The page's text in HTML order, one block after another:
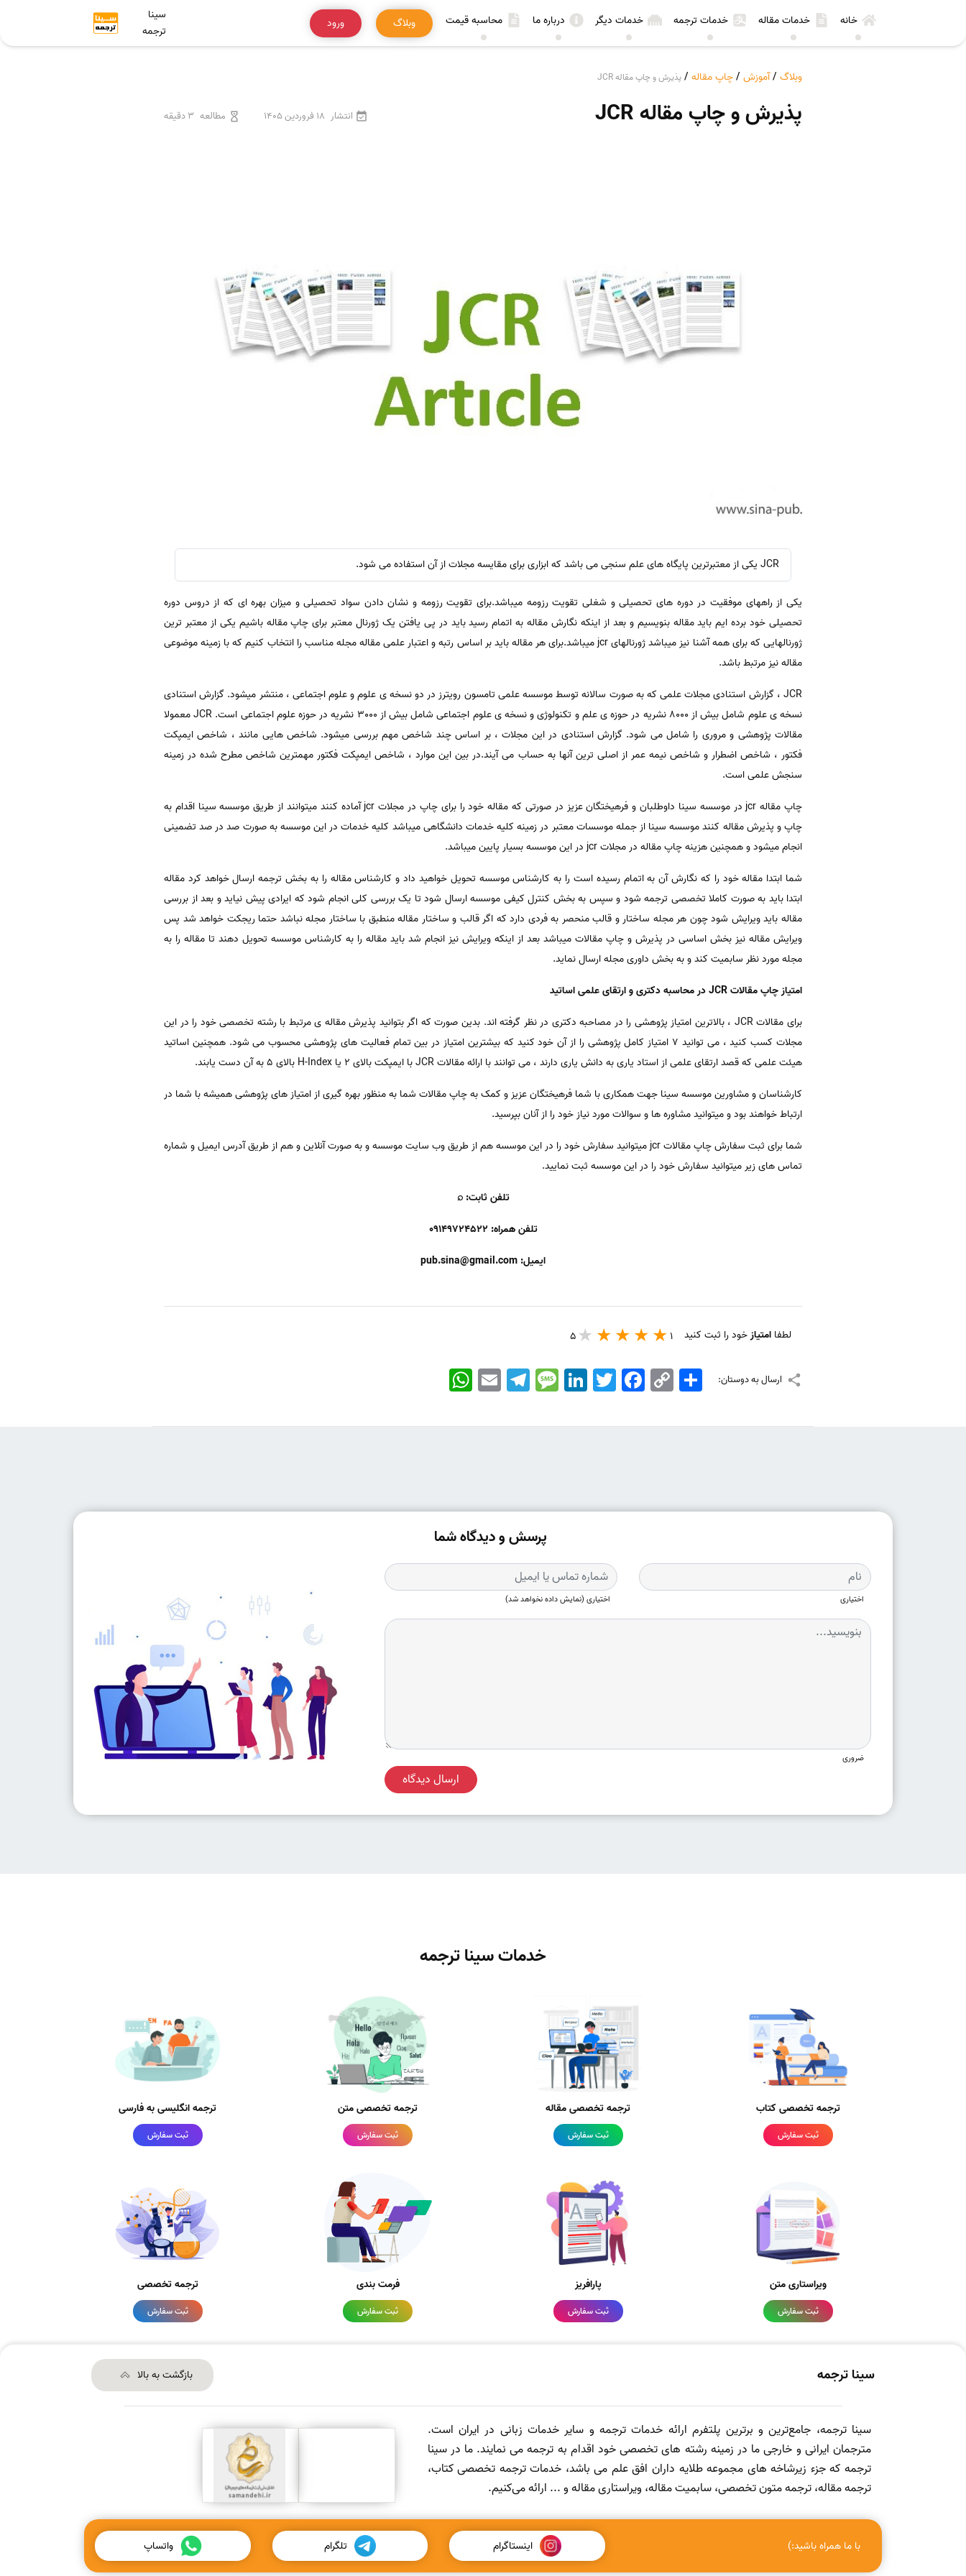
خانه خدمات مقاله خدمات ترجمه خدمات دیگر درباره ما محاسبه قیمت وبلاگ ورود
سینا
ترجمه
وبلاگ /آموزش /چاپ مقاله / پذیرش و چاپ مقاله JCR
پذیرش و چاپ مقاله JCR انتشار 18 فروردین 1405 مطالعه 3 دقیقه
JCR یکی از معتبرترین پایگاه های علم سنجی می باشد که ابزاری برای مقایسه مجلات از آن استفاده می شود.
یکی از راههای موفقیت در دوره های تحصیلی و شغلی تقویت رزومه میباشد.برای تقویت رزومه و نشان دادن سواد تحصیلی و میزان بهره ای که از دروس دوره
تحصیلی خود برده ایم باید مقاله بنویسیم و بعد از اینکه نگارش مقاله به اتمام رسید باید در پی یافتن یک ژورنال معتبر برای چاپ مقاله باشیم یکی از معتبر ترین
ژورنالهایی که برای همه آشنا نیز میباشد ژورنالهای jcr میباشد.برای هر مقاله باید بر اساس رتبه و اعتبار علمی مقاله مجله مناسب را انتخاب کنیم که با زمینه موضوعی
مقاله نیز مرتبط باشد.
JCR ، گزارش استنادی مجلات علمی که به صورت سالانه توسط موسسه علمی تامسون رویترز در دو نسخه ی علوم و علوم اجتماعی ، منتشر میشود. گزارش استنادی
نسخه ی علوم شامل بیش از 8000 نشریه در حوزه ی علم و تکنولوژی و نسخه ی علوم اجتماعی شامل بیش از 3000 نشریه در حوزه علوم اجتماعی است. JCR معمولا
مقالات پژوهشی و مروری را شامل می شود. گزارش استنادی در این مجلات ، بر اساس چند شاخص مهم بررسی میشود. شاخص هایی مانند ، شاخص ایمپکت
فکتور ، شاخص اضطرار و شاخص نیمه عمر از اصلی ترین آنها به حساب می آیند.در بین این موارد ، شاخص ایمپکت فکتور مهمترین شاخص مطرح شده در زمینه
سنجش علمی است.
چاپ مقاله jcr در موسسه سینا داوطلبان و فرهیختگان عزیز در صورتی که مقاله خود را برای چاپ در مجلات jcr آماده کنند میتوانند از طریق موسسه سینا اقدام به
چاپ و پذیرش مقاله کنند موسسه سینا از جمله موسسات معتبر در زمینه کلیه خدمات دانشگاهی میباشد کلیه خدمات در این موسسه به صورت صد در صد تضمینی
انجام میشود و همچنین هزینه چاپ مقاله در مجلات jcr در این موسسه بسیار پایین میباشد.
شما ابتدا مقاله خود را که نگارش آن به اتمام رسیده است را به کارشناس موسسه تحویل خواهید داد و کارشناس مقاله را به بخش ترجمه ارسال خواهد کرد مقاله
ابتدا باید به صورت کاملا تخصصی ترجمه شود و سپس به بخش کنترل کیفی موسسه ارسال شود تا یک بررسی کلی انجام شود که ایرادی پیش نیاید و بعد از بررسی
مقاله باید ویرایش شود چون هر مجله ساختار و قالب منحصر به فردی دارد که اگر قالب و ساختار مقاله منطبق با ساختار مجله نباشد حتما ریجکت خواهد شد پس
ویرایش مقاله نیز بخش اساسی در پذیرش و چاپ مقالات میباشد بعد از اینکه ویرایش نیز انجام شد باید مقاله را به کارشناس موسسه تحویل دهند تا مقاله را به
مجله مورد نظر سابمیت کند و به بخش داوری مجله ارسال نماید.
امتیاز چاپ مقالات JCR در محاسبه دکتری و ارتقای علمی اساتید
برای مقالات JCR ، بالاترین امتیاز پژوهشی را در مصاحبه دکتری در نظر گرفته اند. بدین صورت که اگر بتوانید پذیرش مقاله ی مرتبط با رشته تخصصی خود را در این
مجلات کسب کنید ، می توانید 7 امتیاز کامل پژوهشی را از آن خود کنید که بیشترین امتیاز در بین تمام فعالیت های پژوهشی محسوب می شود. همچنین اساتید
هیئت علمی که قصد ارتقای علمی از استاد یاری به دانش یاری دارند ، می توانند با ارائه مقالات JCR با ایمپکت بالای 2 یا H-Index بالای 5 به آن دست یابند.
کارشناسان و مشاورین موسسه سینا جهت همکاری با شما فرهیختگان عزیز و کمک به چاپ مقالات شما به منظور بهره گیری از امتیاز های پژوهشی همیشه با شما در
ارتباط خواهند بود و میتوانید مشاوره ها و سوالات مورد نیاز خود را از آنان بپرسید.
شما برای ثبت سفارش چاپ مقالات jcr میتوانید سفارش خود را در این موسسه هم از طریق وب سایت موسسه و به صورت آنلاین و هم از طریق آدرس ایمیل و شماره
تماس های زیر میتوانید سفارش خود را در این موسسه ثبت نمایید.
تلفن ثابت: ⌕
تلفن همراه: 09149724522
ایمیل: pub.sina@gmail.com
لطفا امتیازخود را ثبت کنید 1
5
ارسال به دوستان: WhatsApp EmailTelegramMessageLinkedIn TwitterFacebook Copy
Link
اشتراک
پرسش و دیدگاه شما
اختیاری اختیاری (نمایش داده نخواهد شد)
ضروری
ارسال دیدگاه
خدمات سینا ترجمه
ترجمه تخصصی کتاب
ثبت سفارش
ترجمه تخصصی مقاله
ثبت سفارش
ترجمه تخصصی متن
ثبت سفارش
ترجمه انگلیسی به فارسی
ثبت سفارش
ویراستاری متن
ثبت سفارش
پارافریز
ثبت سفارش
فرمت بندی
ثبت سفارش
ترجمه تخصصی
ثبت سفارش
سینا ترجمه بازگشت به بالا
سینا ترجمه، جامع‌ترین و برترین پلتفرم ارائه خدمات ترجمه و سایر خدمات زبانی در ایران است.
مترجمان ایرانی و خارجی ما در زمینه رشته های تخصصی خود اقدام به ترجمه می نمایند. ما در سینا
ترجمه که جزء زیرشاخه های مجموعه طلایه داران افق علم می باشد، خدمات ترجمه تخصصی کتاب،
ترجمه مقاله، ترجمه متون تخصصی، سابمیت مقاله، ویراستاری مقاله و ... ارائه می‌کنیم.
با ما همراه باشید:) اینستاگرام تلگرام واتساپ